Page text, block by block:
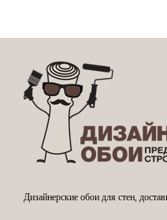
Дизайнерские обои для стен,